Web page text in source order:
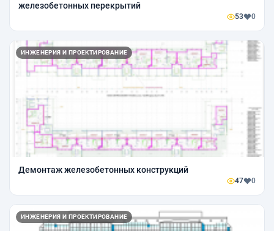
железобетонных перекрытий
53 0
ИНЖЕНЕРИЯ И ПРОЕКТИРОВАНИЕ
Демонтаж железобетонных конструкций
47 0
ИНЖЕНЕРИЯ И ПРОЕКТИРОВАНИЕ